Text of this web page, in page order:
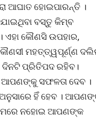
ଆଘାତ ହୋଇପାରନ୍ତି ।
ବସ୍ତୁ କିମ୍ବ
ଏହା କୌଣସି ଉପହାର,
ମହତ୍ତ୍ୱପୂର୍ଣ୍ଣ
ଦିନଟି ପ୍ରିତିପଦ ରହିବ।
ସଫଳତା ଦେବ ।
ହିଁ ହେବ ।
ନହୋଇ ଆପଣଙ୍କ